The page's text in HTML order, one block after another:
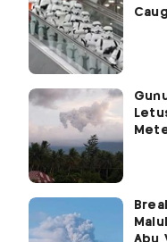
Abu